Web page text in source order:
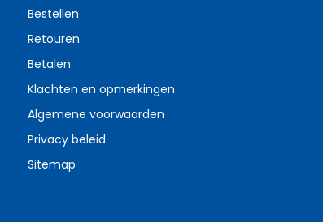
Bestellen
Retouren
Betalen
Klachten en opmerkingen
Algemene voorwaarden
Privacy beleid
Sitemap